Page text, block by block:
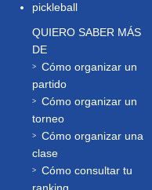
pickleball
QUIERO SABER MÁS
DE
Cómo organizar un
partido
Cómo organizar un
torneo
Cómo organizar una
clase
Cómo consultar tu